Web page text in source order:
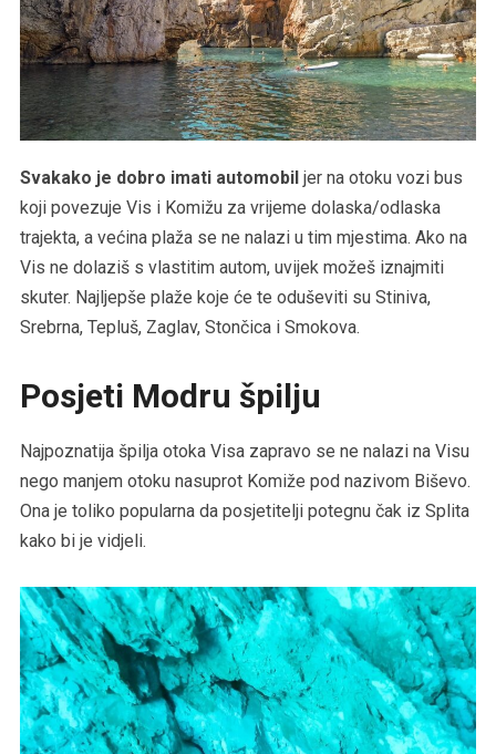
Svakako je dobro imati automobiljer na otoku vozi bus
koji povezuje Vis i Komižu za vrijeme dolaska/odlaska
trajekta, a većina plaža se ne nalazi u tim mjestima. Ako na
Vis ne dolaziš s vlastitim autom, uvijek možeš iznajmiti
skuter. Najljepše plaže koje će te oduševiti su Stiniva,
Srebrna, Tepluš, Zaglav, Stončica i Smokova.
Posjeti Modru špilju
Najpoznatija špilja otoka Visa zapravo se ne nalazi na Visu
nego manjem otoku nasuprot Komiže pod nazivom Biševo.
Ona je toliko popularna da posjetitelji potegnu čak iz Splita
kako bi je vidjeli.